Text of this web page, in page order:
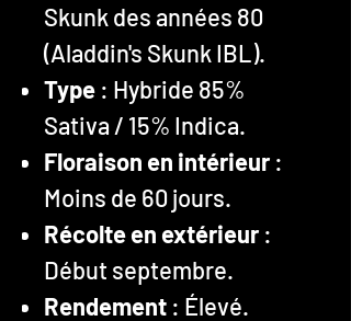
Skunk des années 80
(Aladdin's Skunk IBL).
Type : Hybride 85%
Sativa / 15% Indica.
Floraison en intérieur :
Moins de 60 jours.
Récolte en extérieur :
Début septembre.
Rendement : Élevé.